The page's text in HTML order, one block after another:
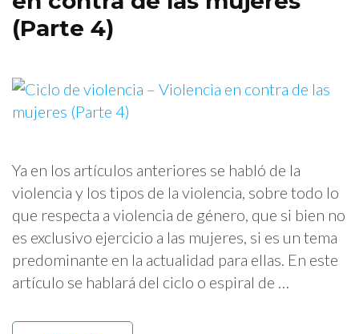
(Parte 4)
Ya en los artículos anteriores se habló de la
violencia y los tipos de la violencia, sobre todo lo
que respecta a violencia de género, que si bien no
es exclusivo ejercicio a las mujeres, si es un tema
predominante en la actualidad para ellas. En este
artículo se hablará del ciclo o espiral de …